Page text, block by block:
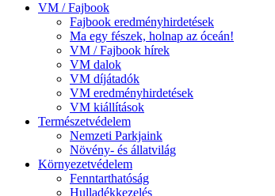
VM / Fajbook
Fajbook eredményhirdetések
Ma egy fészek, holnap az óceán!
VM / Fajbook hírek
VM dalok
VM díjátadók
VM eredményhirdetések
VM kiállítások
Természetvédelem
Nemzeti Parkjaink
Növény- és állatvilág
Környezetvédelem
Fenntarthatóság
Hulladékkezelés